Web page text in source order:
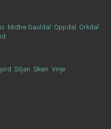
Midtre Gauldal Oppdal
Orkdal
Siljan Skien Vinje